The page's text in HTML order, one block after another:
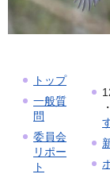
トップ
一般質
問
委員会
リポー
ト
・